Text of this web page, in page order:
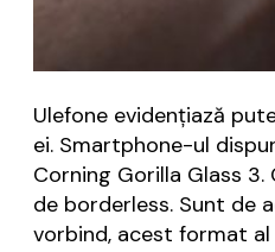
Ulefone evidenţiază
ei. Smartphone-ul
Corning Gorilla Glass
de borderless. Sunt de
vorbind, acest format